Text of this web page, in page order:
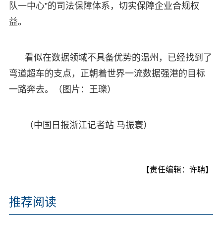
队一中心”的司法保障体系，切实保障企业合规权
益。
看似在数据领域不具备优势的温州，已经找到了
弯道超车的支点，正朝着世界一流数据强港的目标
一路奔去。（图片：王瓅）
（中国日报浙江记者站 马振寰）
【责任编辑：许聃】
推荐阅读